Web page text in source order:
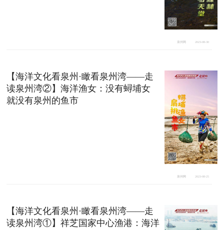
泉州网 2023-08-30
【海洋文化看泉州·瞰看泉州湾——走
读泉州湾②】海洋渔女：没有蟳埔女
就没有泉州的鱼市
泉州网 2023-08-25
【海洋文化看泉州·瞰看泉州湾——走
读泉州湾①】祥芝国家中心渔港：海洋